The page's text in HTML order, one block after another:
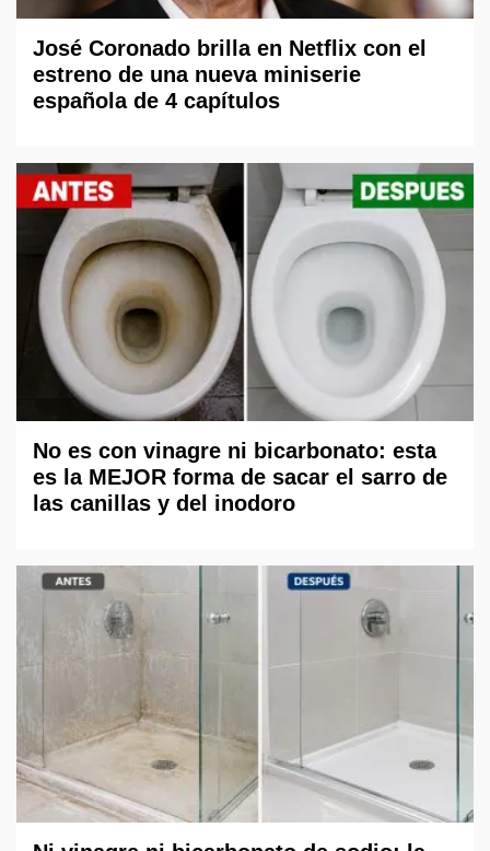
José Coronado brilla en Netflix con el
estreno de una nueva miniserie
española de 4 capítulos
No es con vinagre ni bicarbonato: esta
es la MEJOR forma de sacar el sarro de
las canillas y del inodoro